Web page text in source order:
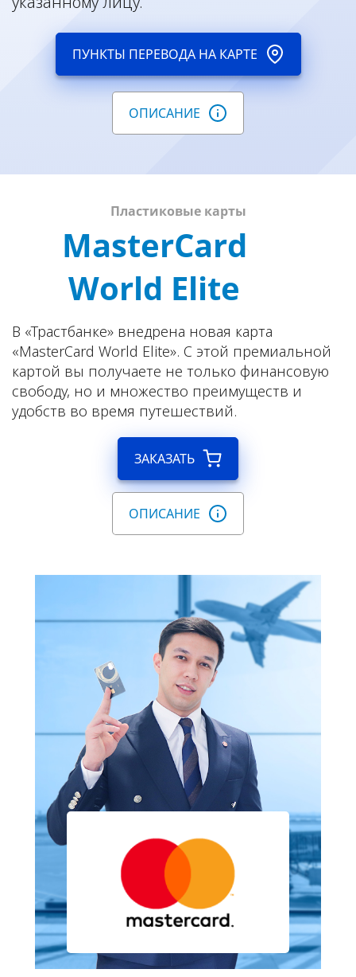
ПУНКТЫ ПЕРЕВОДА НА КАРТЕ
ОПИСАНИЕ
Пластиковые карты
MasterCard
World Elite
В «Трастбанке» внедрена новая карта
«MasterCard World Elite». С этой премиальной
картой вы получаете не только финансовую
свободу, но и множество преимуществ и
удобств во время путешествий.
ЗАКАЗАТЬ
ОПИСАНИЕ